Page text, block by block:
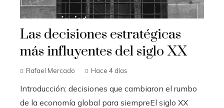
Las decisiones estratégicas
más influyentes del siglo XX
Rafael Mercado Hace 4 días
Introducción: decisiones que cambiaron el rumbo
de la economía global para siempreEl siglo XX